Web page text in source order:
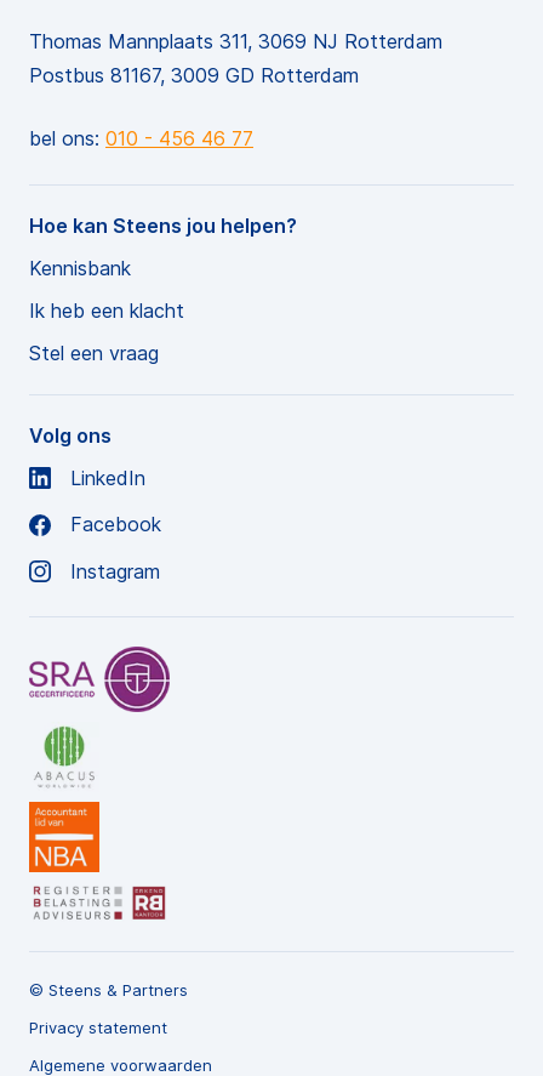
Thomas Mannplaats 311, 3069 NJ Rotterdam
Postbus 81167, 3009 GD Rotterdam
bel ons: 010 - 456 46 77
Hoe kan Steens jou helpen?
Kennisbank
Ik heb een klacht
Stel een vraag
Volg ons
LinkedIn
Facebook
Instagram
© Steens & Partners
Privacy statement
Algemene voorwaarden